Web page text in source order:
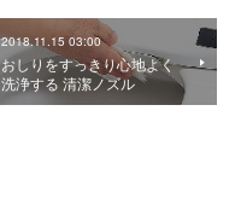
2018.11.15 03:00
おしりをすっきり心地よく
洗浄する 清潔ノズル